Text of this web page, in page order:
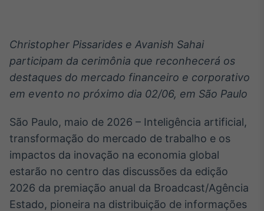
Broadcast
White Label
Plataforma para
conteúdos
personalizados
e Conteúdos
Broadcast
OTC
Plataforma para
ativos
Christopher Pissarides e Avanish Sahai
participam da cerimônia que reconhecerá os
destaques do mercado financeiro e corporativo
em evento no próximo dia 02/06, em São Paulo
São Paulo, maio de 2026 – Inteligência artificial,
transformação do mercado de trabalho e os
impactos da inovação na economia global
estarão no centro das discussões da edição
2026 da premiação anual da Broadcast/Agência
Estado, pioneira na distribuição de informações